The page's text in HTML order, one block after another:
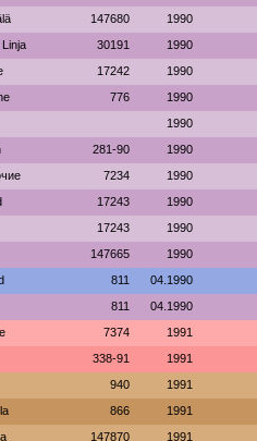
147680 1990
30191 1990
17242 1990
776 1990
1990
281-90 1990
7234 1990
17243 1990
17243 1990
147665 1990
811 04.1990
811 04.1990
7374 1991
338-91 1991
940 1991
866 1991
147870 1991